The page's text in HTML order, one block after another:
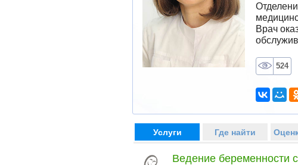
Врач
524
Услуги Где найти
Ведение беременности